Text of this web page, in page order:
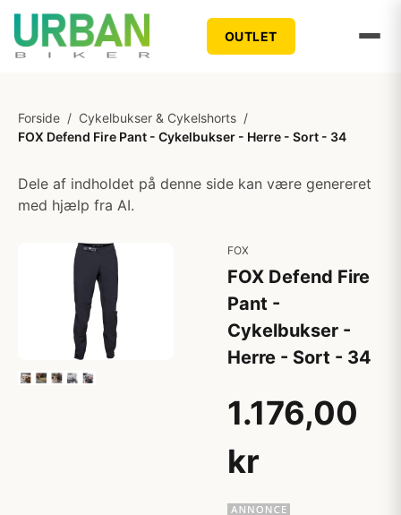
OUTLET
Forside / Cykelbukser & Cykelshorts /
FOX Defend Fire Pant - Cykelbukser - Herre - Sort - 34
Dele af indholdet på denne side kan være genereret
med hjælp fra AI.
FOX
FOX Defend Fire
Pant -
Cykelbukser -
Herre - Sort - 34
1.176,00
kr